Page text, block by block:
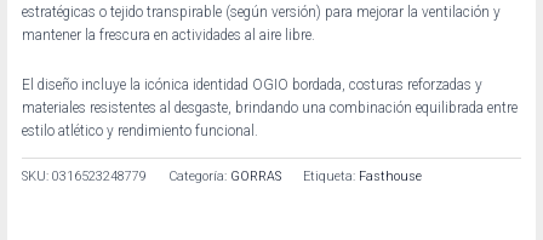
estratégicas o tejido transpirable (según versión) para mejorar la ventilación y
mantener la frescura en actividades al aire libre.
El diseño incluye la icónica identidad OGIO bordada, costuras reforzadas y
materiales resistentes al desgaste, brindando una combinación equilibrada entre
estilo atlético y rendimiento funcional.
SKU:0316523248779 Categoría: GORRAS Etiqueta: Fasthouse